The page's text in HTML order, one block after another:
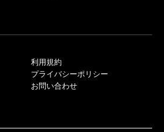
利用規約
プライバシーポリシー
お問い合わせ